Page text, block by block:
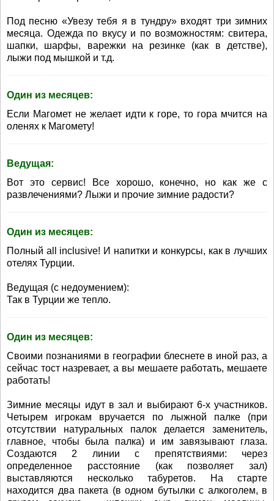
Под песню «Увезу тебя я в тундру» входят три зимних
месяца. Одежда по вкусу и по возможностям: свитера,
шапки, шарфы, варежки на резинке (как в детстве),
лыжи под мышкой и т.д.
Один из месяцев:
Если Магомет не желает идти к горе, то гора мчится на
оленях к Магомету!
Ведущая:
Вот это сервис! Все хорошо, конечно, но как же с
развлечениями? Лыжи и прочие зимние радости?
Один из месяцев:
Полный all inclusive! И напитки и конкурсы, как в лучших
отелях Турции.
Ведущая (с недоумением):
Так в Турции же тепло.
Один из месяцев:
Своими познаниями в географии блеснете в иной раз, а
сейчас тост назревает, а вы мешаете работать, мешаете
работать!
Зимние месяцы идут в зал и выбирают 6-х участников.
Четырем игрокам вручается по лыжной палке (при
отсутствии натуральных палок делается заменитель,
главное, чтобы была палка) и им завязывают глаза.
Создаются 2 линии с препятствиями: через
определенное расстояние (как позволяет зал)
выставляются несколько табуретов. На старте
находится два пакета (в одном бутылки с алкоголем, в